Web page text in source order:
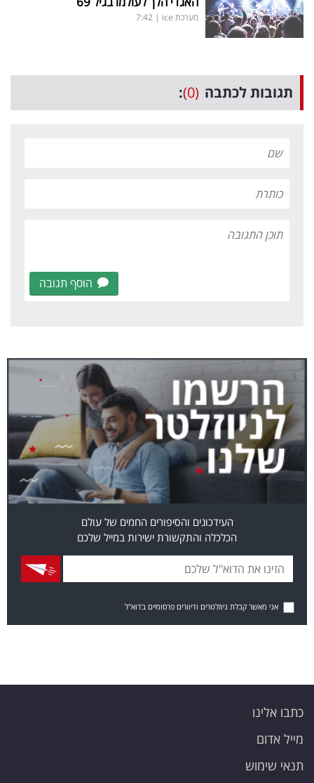
מערכת ice |
7:42
תגובות לכתבה (0)
:
הוסף תגובה
העידכונים והסיפורים החמים של עולם
הכלכלה והתקשורת ישירות במייל שלכם
אני מאשר קבלת ניוזלטרים ודיוורים פרסומיים בדוא"ל
כתבו אלינו
מייל אדום
תנאי שימוש